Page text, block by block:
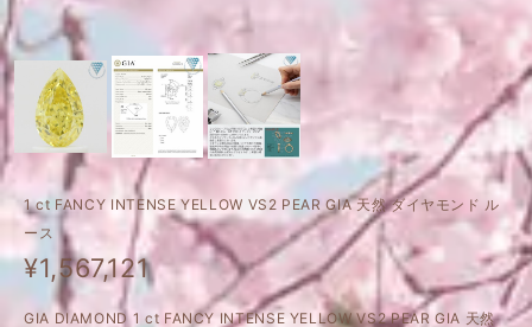
1 ct FANCY INTENSE YELLOW VS2 PEAR GIA 天然 ダイヤモンド ル
ース
¥1,567,121
GIA DIAMOND 1 ct FANCY INTENSE YELLOW VS2 PEAR GIA 天然